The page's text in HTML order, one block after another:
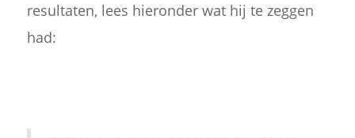
resultaten, lees hieronder wat hij te zeggen
had: